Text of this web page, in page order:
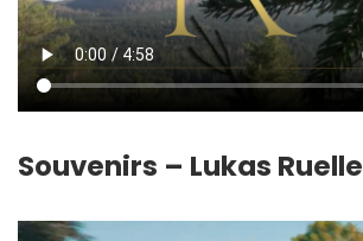
Souvenirs – Lukas Ruelle